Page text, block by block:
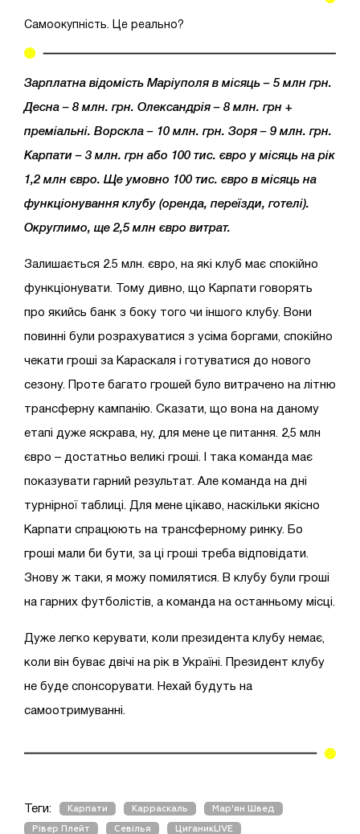
Самоокупність. Це реально?
Зарплатна відомість Маріуполя в місяць – 5 млн грн.
Десна – 8 млн. грн. Олександрія – 8 млн. грн +
преміальні. Ворскла – 10 млн. грн. Зоря – 9 млн. грн.
Карпати – 3 млн. грн або 100 тис. євро у місяць на рік
1,2 млн євро. Ще умовно 100 тис. євро в місяць на
функціонування клубу (оренда, переїзди, готелі).
Округлимо, ще 2,5 млн євро витрат.
Залишається 2.5 млн. євро, на які клуб має спокійно
функціонувати. Тому дивно, що Карпати говорять
про якийсь банк з боку того чи іншого клубу. Вони
повинні були розрахуватися з усіма боргами, спокійно
чекати гроші за Караскаля і готуватися до нового
сезону. Проте багато грошей було витрачено на літню
трансферну кампанію. Сказати, що вона на даному
етапі дуже яскрава, ну, для мене це питання. 2,5 млн
євро – достатньо великі гроші. І така команда має
показувати гарний результат. Але команда на дні
турнірної таблиці. Для мене цікаво, наскільки якісно
Карпати спрацюють на трансферному ринку. Бо
гроші мали би бути, за ці гроші треба відповідати.
Знову ж таки, я можу помилятися. В клубу були гроші
на гарних футболістів, а команда на останньому місці.
Дуже легко керувати, коли президента клубу немає,
коли він буває двічі на рік в Україні. Президент клубу
не буде спонсорувати. Нехай будуть на
самоотримуванні.
Теги: Карпати Карраскаль Мар'ян Швед
Рівер Плейт Севілья ЦиганикLIVE